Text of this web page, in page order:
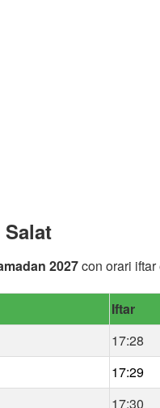
2027con orari
Iftar
17:28
17:29
17:30